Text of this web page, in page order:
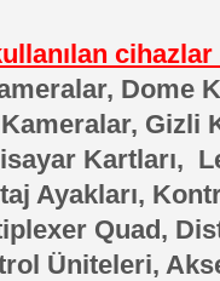
Dome
Gizli
Kartları,
Ayakları,
Quad,
Üniteleri,